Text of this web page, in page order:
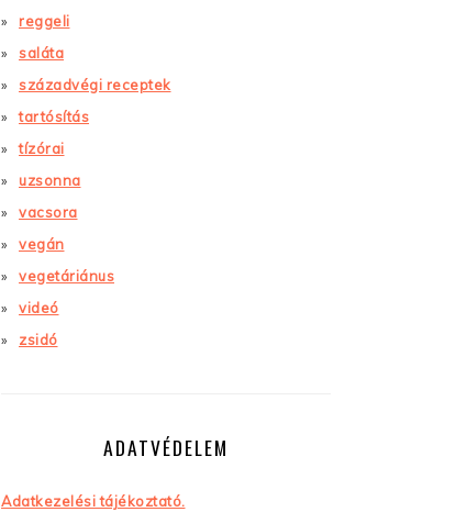
reggeli
saláta
századvégi receptek
tartósítás
tízórai
uzsonna
vacsora
vegán
vegetáriánus
videó
zsidó
ADATVÉDELEM
Adatkezelési tájékoztató.